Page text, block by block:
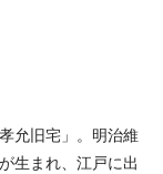
允旧宅」。明治維
生まれ、江戸に出